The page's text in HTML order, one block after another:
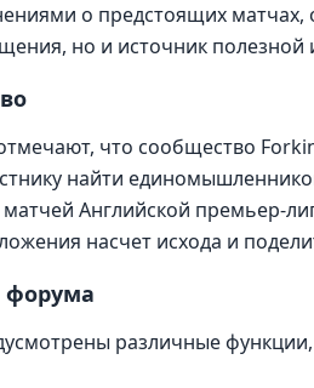
о предстоящих
но и источник
что сообщество
найти
Английской премьер-
насчет исхода и
различные